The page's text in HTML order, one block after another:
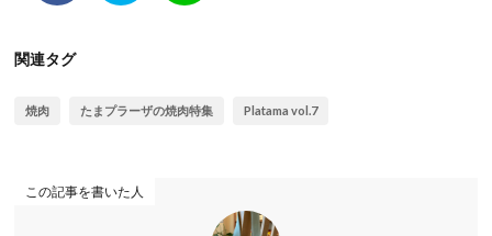
関連タグ
焼肉 たまプラーザの焼肉特集 Platama vol.7
この記事を書いた人